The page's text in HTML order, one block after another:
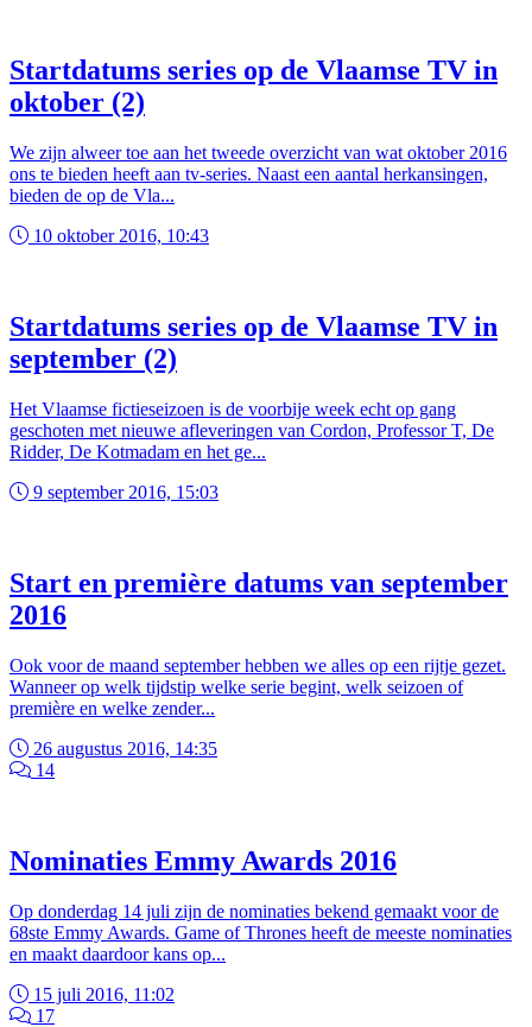
Startdatums series op de Vlaamse TV in
oktober (2)
We zijn alweer toe aan het tweede overzicht van wat oktober 2016
ons te bieden heeft aan tv-series. Naast een aantal herkansingen,
bieden de op de Vla...
10 oktober 2016, 10:43
Startdatums series op de Vlaamse TV in
september (2)
Het Vlaamse fictieseizoen is de voorbije week echt op gang
geschoten met nieuwe afleveringen van Cordon, Professor T, De
Ridder, De Kotmadam en het ge...
9 september 2016, 15:03
Start en première datums van september
2016
Ook voor de maand september hebben we alles op een rijtje gezet.
Wanneer op welk tijdstip welke serie begint, welk seizoen of
première en welke zender...
26 augustus 2016, 14:35
14
Nominaties Emmy Awards 2016
Op donderdag 14 juli zijn de nominaties bekend gemaakt voor de
68ste Emmy Awards. Game of Thrones heeft de meeste nominaties
en maakt daardoor kans op...
15 juli 2016, 11:02
17